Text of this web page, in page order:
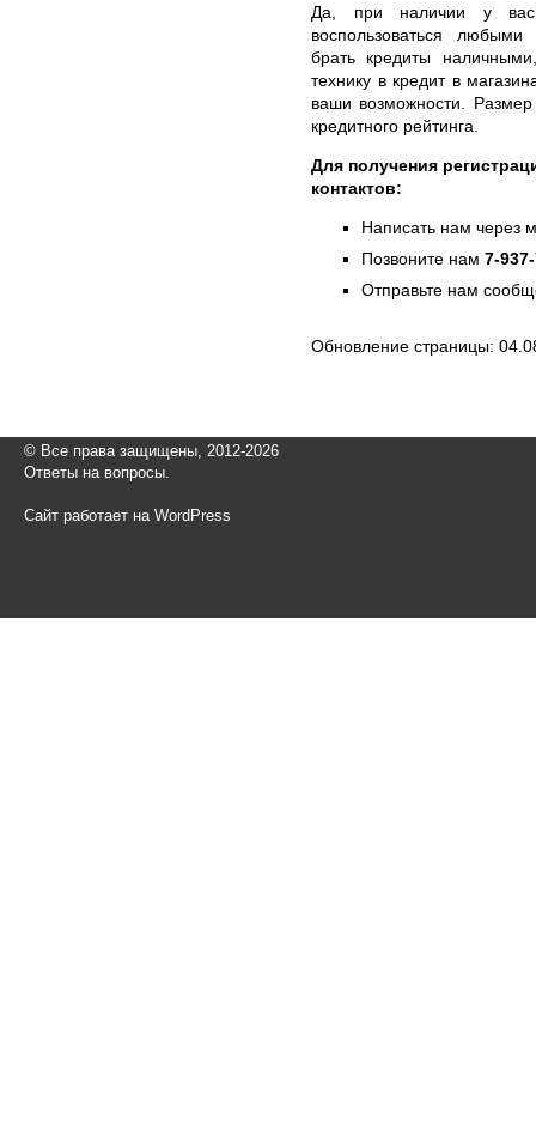
Да, при наличии у
воспользоваться
брать кредиты
технику в кредит в
ваши возможности. Размер
кредитного рейтинга.
Для получения
контактов:
Написать нам через
Позвоните нам 7-
Отправьте нам
Обновление страницы:
© Все права защищены, 2012-2026
Ответы на вопросы.
Сайт работает на WordPress